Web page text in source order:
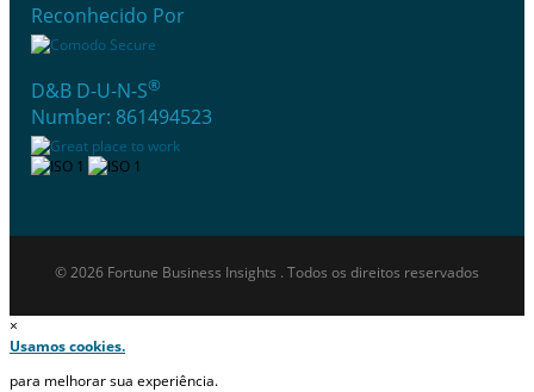
Reconhecido Por
D&B D-U-N-S®
Number: 861494523
© 2026 Fortune Business Insights . Todos os direitos reservados
×
Usamos cookies.
para melhorar sua experiência.